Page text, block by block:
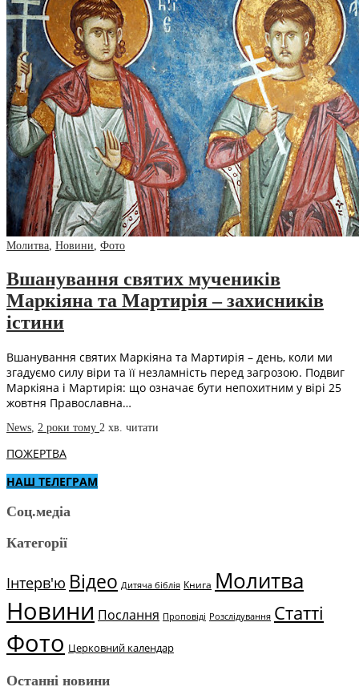
Молитва, Новини, Фото
Вшанування святих мучеників
Маркіяна та Мартирія – захисників
істини
Вшанування святих Маркіяна та Мартирія – день, коли ми
згадуємо силу віри та її незламність перед загрозою. Подвиг
Маркіяна і Мартирія: що означає бути непохитним у вірі 25
жовтня Православна…
News, 2 роки тому 2 хв. читати
ПОЖЕРТВА
НАШ ТЕЛЕГРАМ
Соц.медіа
Категорії
Інтерв'ю Відео Дитяча біблія Книга Молитва
Новини Послання Проповіді Розслідування Статті
Фото Церковний календар
Останні новини